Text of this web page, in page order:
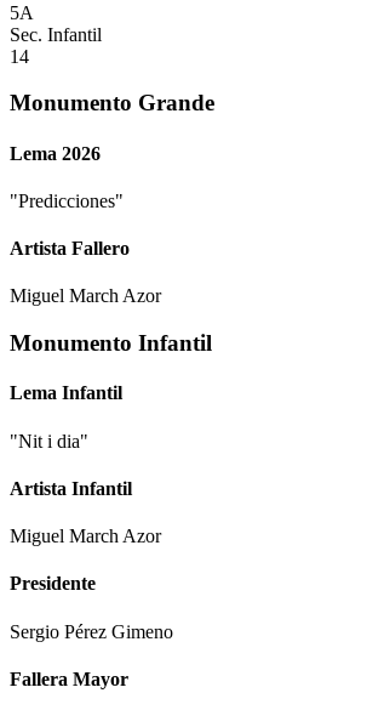
5A
Sec. Infantil
14
Monumento Grande
Lema 2026
"Predicciones"
Artista Fallero
Miguel March Azor
Monumento Infantil
Lema Infantil
"Nit i dia"
Artista Infantil
Miguel March Azor
Presidente
Sergio Pérez Gimeno
Fallera Mayor